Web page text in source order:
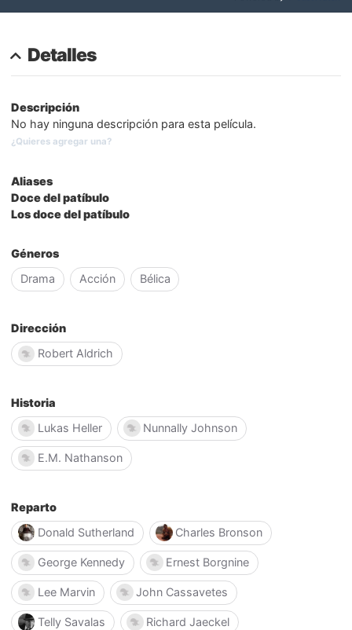
Detalles
Descripción
No hay ninguna descripción para esta película.
¿Quieres agregar una?
Aliases
Doce del patíbulo
Los doce del patíbulo
Géneros
Drama
Acción Bélica
Dirección
Robert Aldrich
Historia
Lukas Heller
Nunnally Johnson
E.M. Nathanson
Reparto
Donald Sutherland
Charles Bronson
George Kennedy Ernest Borgnine
Lee Marvin John Cassavetes
Telly Savalas Richard Jaeckel